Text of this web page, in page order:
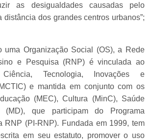
as desigualdades causadas pelo
distância dos grandes centros urbanos”;
uma Organização Social (OS), a Rede
e Pesquisa (RNP) é vinculada ao
Tecnologia, Inovações e
e mantida em conjunto com os
(MEC), Cultura (MinC), Saúde
que participam do Programa
RNP (PI-RNP). Fundada em 1999, tem
em seu estatuto, promover o uso